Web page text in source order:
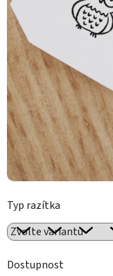
Typ razítka
Dostupnost